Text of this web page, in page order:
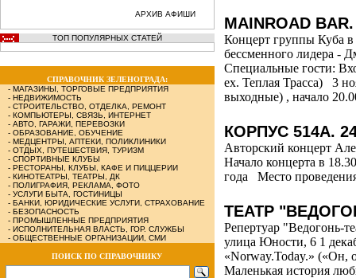
АРХИВ АФИШИ
ТОП ПОПУЛЯРНЫХ СТАТЕЙ
СПРАВОЧНИК ЗЕЛЕНОГРАДА:
- МАГАЗИНЫ, ТОРГОВЫЕ ПРЕДПРИЯТИЯ
- НЕДВИЖИМОСТЬ
- СТРОИТЕЛЬСТВО, ОТДЕЛКА, РЕМОНТ
- КОМПЬЮТЕРЫ, СВЯЗЬ, ИНТЕРНЕТ
- АВТО, ГАРАЖИ, ПЕРЕВОЗКИ
- ОБРАЗОВАНИЕ, ОБУЧЕНИЕ
- МЕДЦЕНТРЫ, АПТЕКИ, ПОЛИКЛИНИКИ
- ОТДЫХ, ПУТЕШЕСТВИЯ, ТУРИЗМ
- СПОРТИВНЫЕ КЛУБЫ
- РЕСТОРАНЫ, КЛУБЫ, КАФЕ И ПИЦЦЕРИИ
- КИНОТЕАТРЫ, ТЕАТРЫ, ДК
- ПОЛИГРАФИЯ, РЕКЛАМА, ФОТО
- УСЛУГИ БЫТА, ГОСТИНИЦЫ
- БАНКИ, ЮРИДИЧЕСКИЕ УСЛУГИ, СТРАХОВАНИЕ
- БЕЗОПАСНОСТЬ
- ПРОМЫШЛЕННЫЕ ПРЕДПРИЯТИЯ
- ИСПОЛНИТЕЛЬНАЯ ВЛАСТЬ, ГОР. СЛУЖБЫ
- ОБЩЕСТВЕННЫЕ ОРГАНИЗАЦИИ, СМИ
ПОИСК ПО СПРАВОЧНИКУ
MAINROAD
Концерт группы Куба в
бессменного лидера -
Специальные гости:
ex. Теплая Трасса) 3
выходные) , начало
КОРПУС 514А.
Авторский концерт
Начало концерта в
года Место
ТЕАТР
Репертуар "Ведогонь-
улица Юности, 6 1
«Norway.Today.» («Он,
Маленькая история